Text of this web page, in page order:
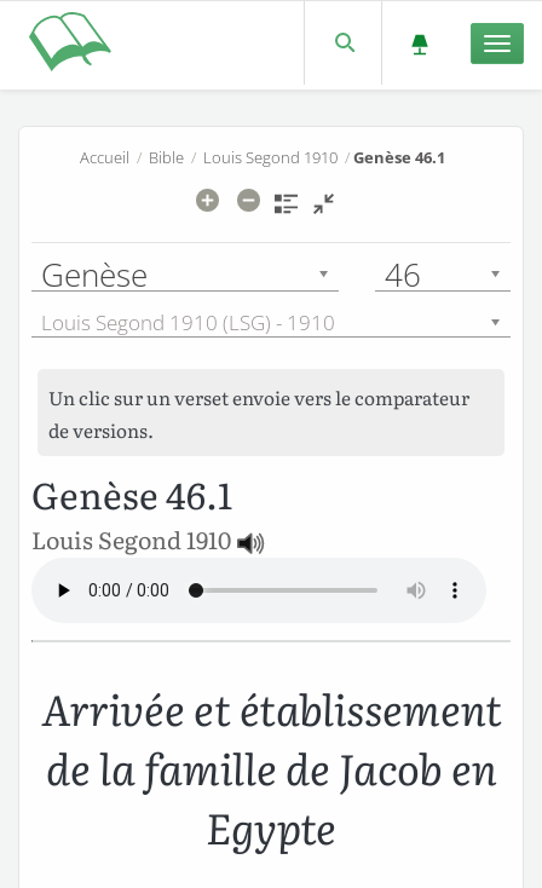
Accueil / Bible / Louis Segond 1910 /Genèse 46.1
Genèse 46
Louis Segond 1910 (LSG) - 1910
Un clic sur un verset envoie vers le comparateur
de versions.
Genèse 46.1
Louis Segond 1910
Arrivée et établissement
de la famille de Jacob en
Egypte